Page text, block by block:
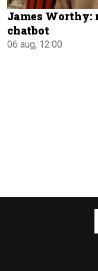
James Worthy:
chatbot
06 aug, 12:00